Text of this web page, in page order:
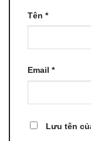
Tên *
Email *
Lưu tên